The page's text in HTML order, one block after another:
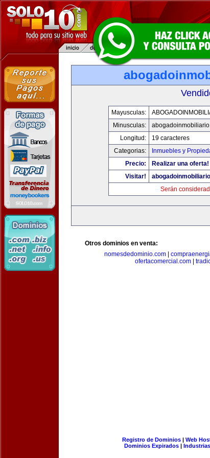
Mayusculas:
Minusculas:
Longitud:
19 caracteres
Categorias:
Inmuebles y
Precio:
Realizar una oferta!
Visitar!
Serán
Otros dominios en venta:
nomesdedominio.com|
ofertacomercial.com
Registro de Dominios| Web
Dominios Expirados | Industrias